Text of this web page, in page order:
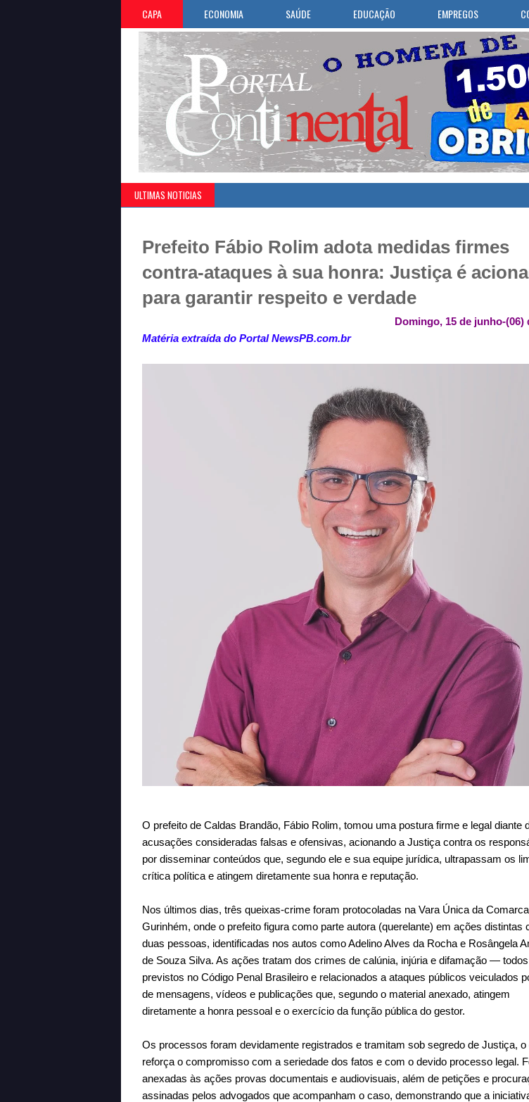
CAPA ECONOMIA SAÚDE EDUCAÇÃO EMPREGOS
ULTIMAS NOTICIAS
Prefeito Fábio Rolim adota medidas firmes
contra-ataques à sua honra: Justiça é
para garantir respeito e verdade
Domingo, 15 de junho-(06)
Matéria extraída do Portal NewsPB.com.br
O prefeito de Caldas Brandão, Fábio Rolim, tomou uma postura firme e legal diante
acusações consideradas falsas e ofensivas, acionando a Justiça contra os
por disseminar conteúdos que, segundo ele e sua equipe jurídica, ultrapassam os
crítica política e atingem diretamente sua honra e reputação.
Nos últimos dias, três queixas-crime foram protocoladas na Vara Única da
Gurinhém, onde o prefeito figura como parte autora (querelante) em ações distintas
duas pessoas, identificadas nos autos como Adelino Alves da Rocha e Rosângela
de Souza Silva. As ações tratam dos crimes de calúnia, injúria e difamação — todos
previstos no Código Penal Brasileiro e relacionados a ataques públicos veiculados
de mensagens, vídeos e publicações que, segundo o material anexado, atingem
diretamente a honra pessoal e o exercício da função pública do gestor.
Os processos foram devidamente registrados e tramitam sob segredo de Justiça, o
reforça o compromisso com a seriedade dos fatos e com o devido processo legal.
anexadas às ações provas documentais e audiovisuais, além de petições e
assinadas pelos advogados que acompanham o caso, demonstrando que a